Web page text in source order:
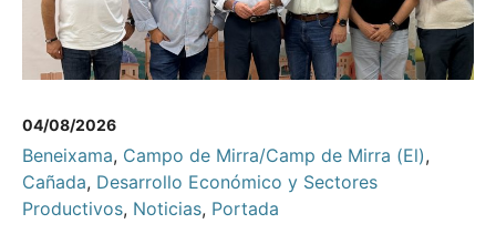
04/08/2026
Beneixama, Campo de Mirra/Camp de Mirra (El),
Cañada, Desarrollo Económico y Sectores
Productivos, Noticias, Portada